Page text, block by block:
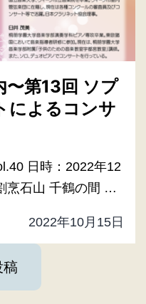
〜第13回 ソプ
によるコンサ
日時：2022年12
烹石山 千鶴の間 …
2022年10月15日
稿